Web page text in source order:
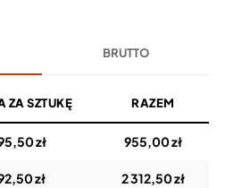
BRUTTO
ZA SZTUKĘ RAZEM
zł 955,00 zł
zł 2 312,50 zł